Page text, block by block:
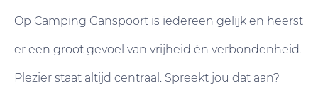
Op Camping Ganspoort is iedereen gelijk en heerst
er een groot gevoel van vrijheid èn verbondenheid.
Plezier staat altijd centraal. Spreekt jou dat aan?